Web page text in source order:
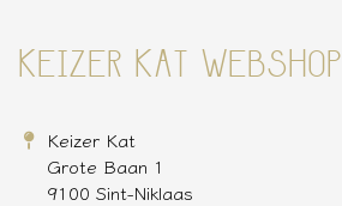
KEIZER KAT WEBSHOP
Keizer Kat
Grote Baan 1
9100 Sint-Niklaas